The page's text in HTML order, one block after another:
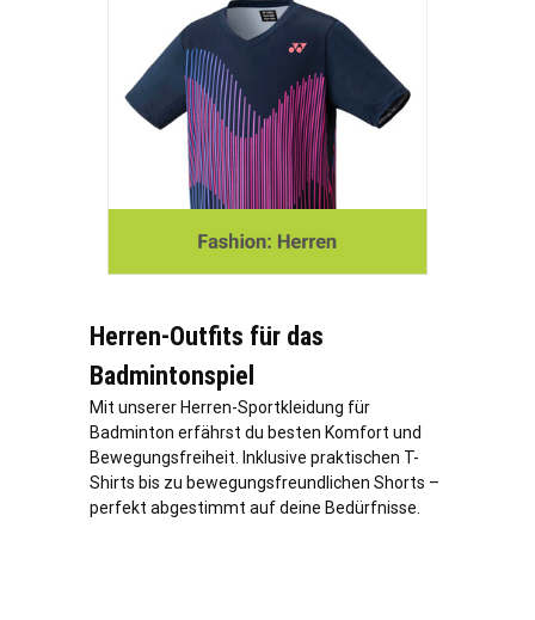
Herren-Outfits für das
Badmintonspiel
Mit unserer Herren-Sportkleidung für
Badminton erfährst du besten Komfort und
Bewegungsfreiheit. Inklusive praktischen T-
Shirts bis zu bewegungsfreundlichen Shorts –
perfekt abgestimmt auf deine Bedürfnisse.